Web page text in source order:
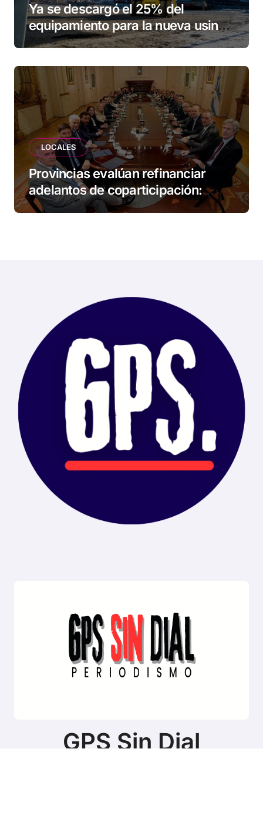
Ya se descargó el 25% del
equipamiento para la nueva usina
de Ushuaia
LOCALES
Provincias evalúan refinanciar
adelantos de coparticipación:
Tierra del Fuego, entre las
GPS Sin Dial